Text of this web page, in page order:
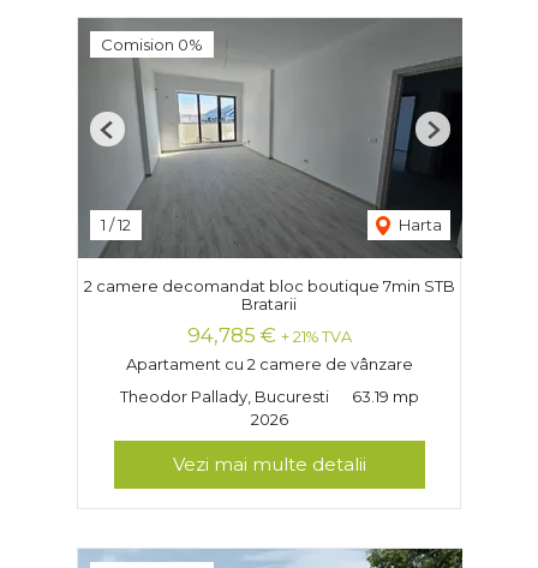
Comision 0%
1 /12 Harta
Previous Next
2 camere decomandat bloc boutique 7min STB
Bratarii
94,785 € + 21% TVA
Apartament cu 2 camere de vânzare
Theodor Pallady, Bucuresti
63.19 mp
2026
Vezi mai multe detalii